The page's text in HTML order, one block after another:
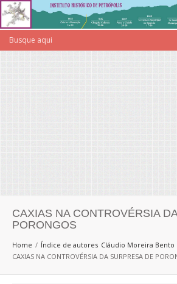
CAXIAS NA CONTROVÉRSIA
PORONGOS
Home Índice de autores Cláudio Moreira Bento
CAXIAS NA CONTROVÉRSIA DA SURPRESA DE